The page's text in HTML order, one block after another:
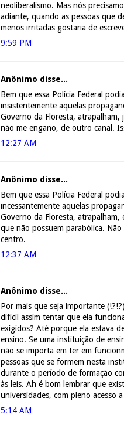
neoliberalismo. Mas nós
adiante, quando as pessoas que
menos irritadas gostaria de
9:59 PM
Anônimo disse...
Bem que essa Polícia Federal
insistentemente aquelas
Governo da Floresta, atrapalham,
não me engano, de outro canal.
12:27 AM
Anônimo disse...
Bem que essa Polícia Federal
incessantemente aquelas
Governo da Floresta, atrapalham,
que não possuem parabólica.
centro.
12:37 AM
Anônimo disse...
Por mais que seja importante
dificil assim tentar que ela
exigidos? Até porque ela estava
ensino. Se uma instituição de
não se importa em ter em
pessoas que se formem nesta
durante o período de formação
às leis. Ah é bom lembrar que
universidades, com pleno acesso
5:14 AM